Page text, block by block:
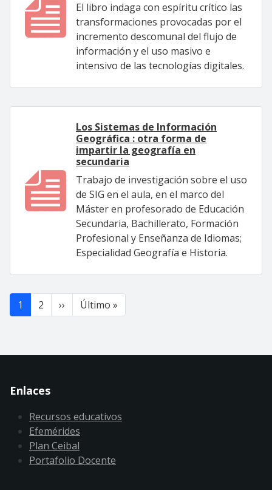
El libro indaga con espíritu crítico las
transformaciones provocadas por el
incremento descomunal del flujo de
información y el uso masivo e
intensivo de las tecnologías digitales.
Los Sistemas de Información
Geográfica : otra forma de
impartir la geografía en
secundaria
Trabajo de investigación sobre el uso
de SIG en el aula, en el marco del
Máster en profesorado de Educación
Secundaria, Bachillerato, Formación
Profesional y Enseñanza de Idiomas;
Especialidad Geografía e Historia.
Paginación
1 2 ›› Siguiente página
Último »
Enlaces
Recursos educativos
Efemérides
Plan Ceibal
Portafolio Docente